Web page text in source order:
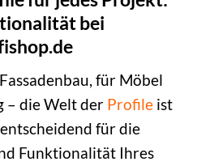
bei
für Möbel
– die Welt der Profile ist
für die
Funktionalität Ihres